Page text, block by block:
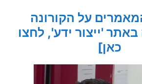
על הקורונה
'ייצור ידע', לחצו
כאן]